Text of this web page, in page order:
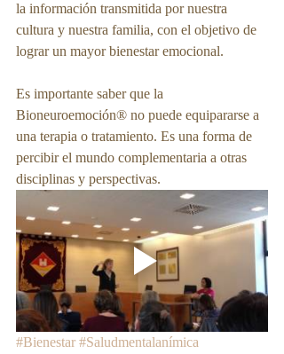
la información transmitida por nuestra
cultura y nuestra familia, con el objetivo de
lograr un mayor bienestar emocional.
Es importante saber que la
Bioneuroemoción® no puede equipararse a
una terapia o tratamiento. Es una forma de
percibir el mundo complementaria a otras
disciplinas y perspectivas.
#Bienestar #Saludmentalanímica